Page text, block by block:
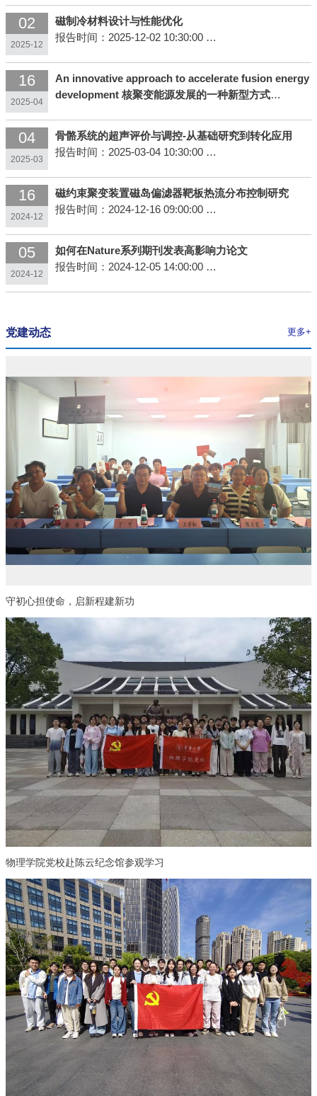
02
2025-12
磁制冷材料设计与性能优化
报告时间：2025-12-02 10:30:00
16
2025-04
An innovative approach to accelerate fusion energy
development 核聚变能源发展的一种新型方式
主讲人：郭后扬
04
2025-03
骨骼系统的超声评价与调控-从基础研究到转化应用
报告时间：2025-03-04 10:30:00
主讲人：他得安
16
2024-12
磁约束聚变装置磁岛偏滤器靶板热流分布控制研究
报告时间：2024-12-16 09:00:00
05
2024-12
如何在Nature系列期刊发表高影响力论文
报告时间：2024-12-05 14:00:00
党建动态 更多+
守初心担使命，启新程建新功
物理学院党校赴陈云纪念馆参观学习